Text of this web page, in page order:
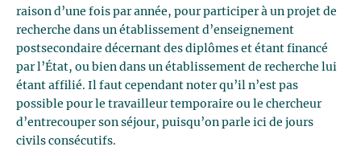
raison d’une fois par année, pour participer à un projet de
recherche dans un établissement d’enseignement
postsecondaire décernant des diplômes et étant financé
par l’État, ou bien dans un établissement de recherche lui
étant affilié. Il faut cependant noter qu’il n’est pas
possible pour le travailleur temporaire ou le chercheur
d’entrecouper son séjour, puisqu’on parle ici de jours
civils consécutifs.